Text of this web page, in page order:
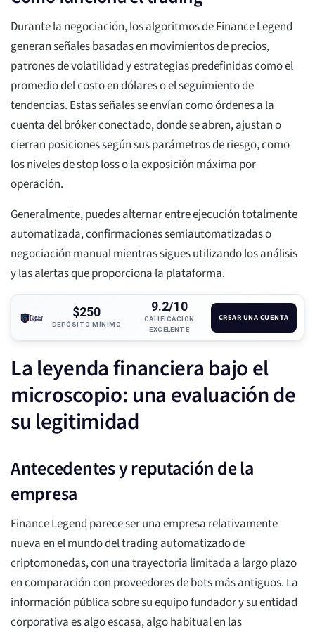
Durante la negociación, los algoritmos de Finance Legend
generan señales basadas en movimientos de precios,
patrones de volatilidad y estrategias predefinidas como el
promedio del costo en dólares o el seguimiento de
tendencias. Estas señales se envían como órdenes a la
cuenta del bróker conectado, donde se abren, ajustan o
cierran posiciones según sus parámetros de riesgo, como
los niveles de stop loss o la exposición máxima por
operación.
Generalmente, puedes alternar entre ejecución totalmente
automatizada, confirmaciones semiautomatizadas o
negociación manual mientras sigues utilizando los análisis
y las alertas que proporciona la plataforma.
$250
DEPÓSITO MÍNIMO
9.2/10
CALIFICACIÓN
EXCELENTE
CREAR UNA CUENTA
La leyenda financiera bajo el
microscopio: una evaluación de
su legitimidad
Antecedentes y reputación de la
empresa
Finance Legend parece ser una empresa relativamente
nueva en el mundo del trading automatizado de
criptomonedas, con una trayectoria limitada a largo plazo
en comparación con proveedores de bots más antiguos. La
información pública sobre su equipo fundador y su entidad
corporativa es algo escasa, algo habitual en las